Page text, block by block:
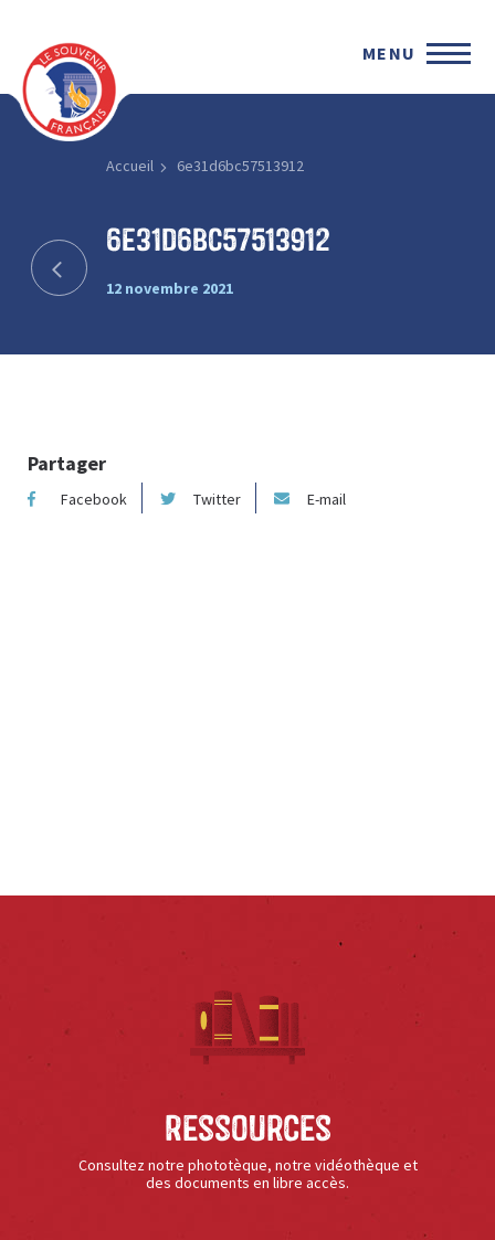
MENU
Accueil 6e31d6bc57513912
6e31d6bc57513912
12 novembre 2021
Partager
Facebook Twitter E-mail
Ressources
Consultez notre phototèque, notre vidéothèque et
des documents en libre accès.